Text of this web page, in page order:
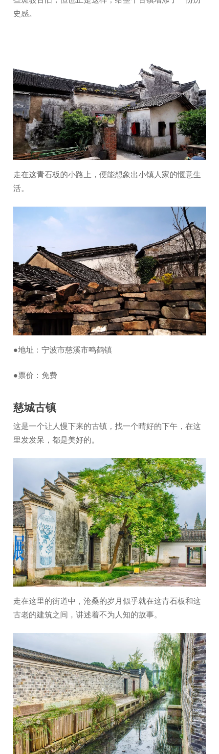
史感。
走在这青石板的小路上，便能想象出小镇人家的惬意生
活。
●地址：宁波市慈溪市鸣鹤镇
●票价：免费
慈城古镇
这是一个让人慢下来的古镇，找一个晴好的下午，在这
里发发呆，都是美好的。
走在这里的街道中，沧桑的岁月似乎就在这青石板和这
古老的建筑之间，讲述着不为人知的故事。